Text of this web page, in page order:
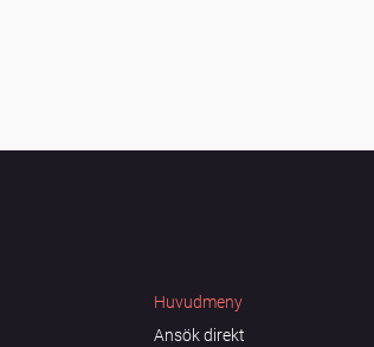
Huvudmeny
Ansök direkt